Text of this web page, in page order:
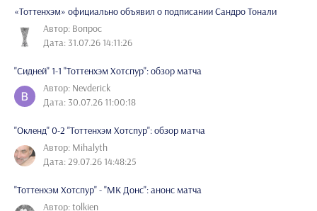
«Тоттенхэм» официально объявил о подписании Сандро Тонали
Автор: Вопрос
Дата: 31.07.26 14:11:26
"Сидней" 1-1 "Тоттенхэм Хотспур": обзор матча
Автор: Nevderick
Дата: 30.07.26 11:00:18
"Окленд" 0-2 "Тоттенхэм Хотспур": обзор матча
Автор: Mihalyth
Дата: 29.07.26 14:48:25
"Тоттенхэм Хотспур" - "МК Донс": анонс матча
Автор: tolkien